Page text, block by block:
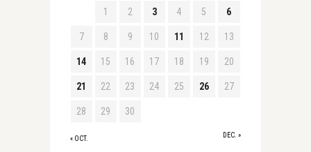
« OCT. DEC. »
1 2 3 4 5 6
7 8 9 10 11 12 13
14 15 16 17 18 19 20
21 22 23 24 25 26 27
28 29 30